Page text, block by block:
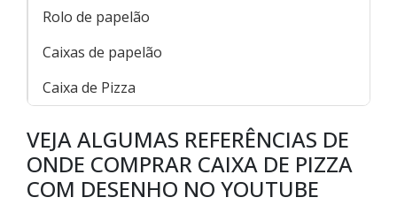
Rolo de papelão
Caixas de papelão
Caixa de Pizza
VEJA ALGUMAS REFERÊNCIAS DE
ONDE COMPRAR CAIXA DE PIZZA
COM DESENHO NO YOUTUBE